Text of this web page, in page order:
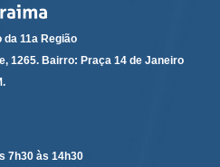
de Gestão de Pessoas
da 11a Região
1265. Bairro: Praça 14 de Janeiro
7h30 às 14h30